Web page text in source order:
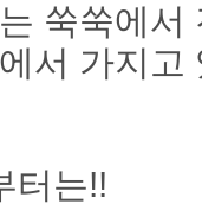
쑥쑥에서
서 가지고
터는!!